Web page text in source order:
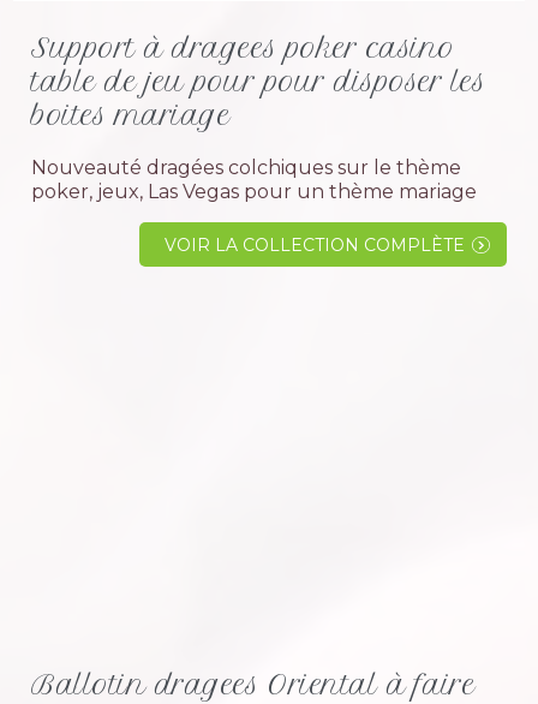
Support à dragees poker casino
table de jeu pour pour disposer les
boites mariage
Nouveauté dragées colchiques sur le thème
poker, jeux, Las Vegas pour un thème mariage
support et décor à dragées illuminé à...
VOIR LA COLLECTION COMPLÈTE
Ballotin dragees Oriental à faire